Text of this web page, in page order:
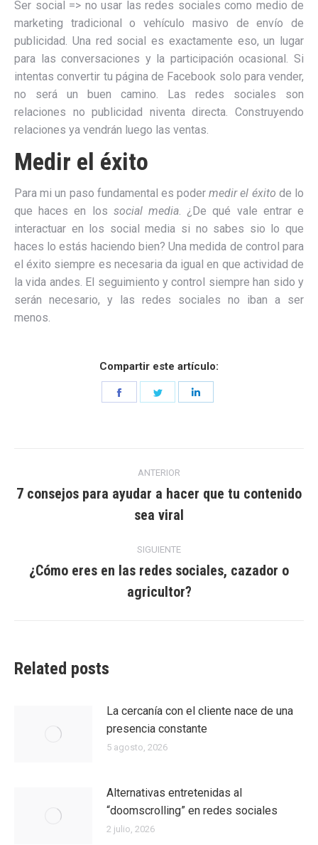
Ser social => no usar las redes sociales como medio de
marketing tradicional o vehículo masivo de envío de
publicidad. Una red social es exactamente eso, un lugar
para las conversaciones y la participación ocasional. Si
intentas convertir tu página de Facebook solo para vender,
no será un buen camino. Las redes sociales son
relaciones no publicidad niventa directa. Construyendo
relaciones ya vendrán luego las ventas.
Medir el éxito
Para mi un paso fundamental es podermedir el éxito de lo
que haces en los social media. ¿De qué vale entrar e
interactuar en los social media si no sabes sio lo que
haces lo estás haciendo bien? Una medida de control para
el éxito siempre es necesaria da igual en que actividad de
la vida andes. El seguimiento y control siempre han sido y
serán necesario, y las redes sociales no iban a ser
menos.
Compartir este artículo:
Share
entre
ANTERIOR
anterior:
7 consejos para ayudar a hacer que tu contenido
sea viral
SIGUIENTE
siguiente:
¿Cómo eres en las redes sociales, cazador o
agricultor?
Related posts
La cercanía con el cliente nace de una
presencia constante
5 agosto, 2026
Alternativas entretenidas al
“doomscrolling” en redes sociales
2 julio, 2026